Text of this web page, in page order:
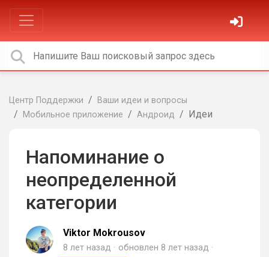
Центр Поддержки
Ваши идеи и вопросы
Мобильное приложение
Андроид Идеи
Напоминание о
неопределенной
категории
Viktor Mokrousov
8 лет назад обновлен 8 лет назад